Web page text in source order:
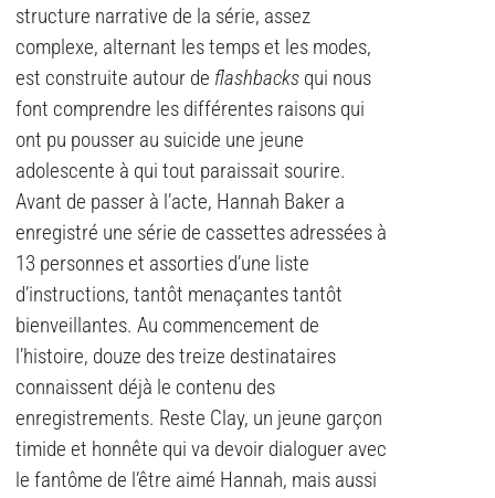
structure narrative de la série, assez
complexe, alternant les temps et les modes,
est construite autour de flashbacks qui nous
font comprendre les différentes raisons qui
ont pu pousser au suicide une jeune
adolescente à qui tout paraissait sourire.
Avant de passer à l’acte, Hannah Baker a
enregistré une série de cassettes adressées à
13 personnes et assorties d’une liste
d’instructions, tantôt menaçantes tantôt
bienveillantes. Au commencement de
l’histoire, douze des treize destinataires
connaissent déjà le contenu des
enregistrements. Reste Clay, un jeune garçon
timide et honnête qui va devoir dialoguer avec
le fantôme de l’être aimé Hannah, mais aussi